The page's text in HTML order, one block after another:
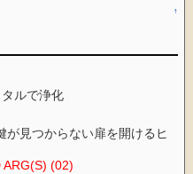
↑
ルで浄化
が見つからない扉を開けるヒ
ARG(S) (02)